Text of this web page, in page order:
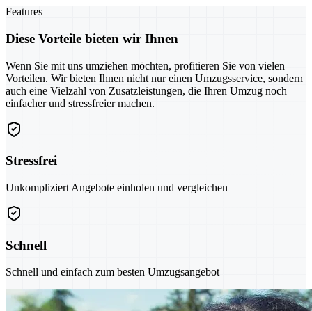
Features
Diese Vorteile bieten wir Ihnen
Wenn Sie mit uns umziehen möchten, profitieren Sie von vielen
Vorteilen. Wir bieten Ihnen nicht nur einen Umzugsservice, sondern
auch eine Vielzahl von Zusatzleistungen, die Ihren Umzug noch
einfacher und stressfreier machen.
Stressfrei
Unkompliziert Angebote einholen und vergleichen
Schnell
Schnell und einfach zum besten Umzugsangebot